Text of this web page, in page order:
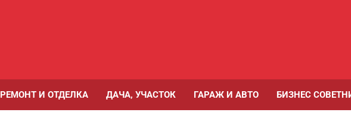
РЕМОНТ И ОТДЕЛКА ДАЧА, УЧАСТОК ГАРАЖ И АВТО БИЗНЕС